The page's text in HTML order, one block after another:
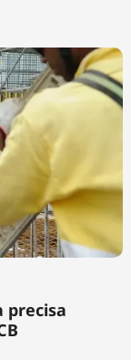
precisa